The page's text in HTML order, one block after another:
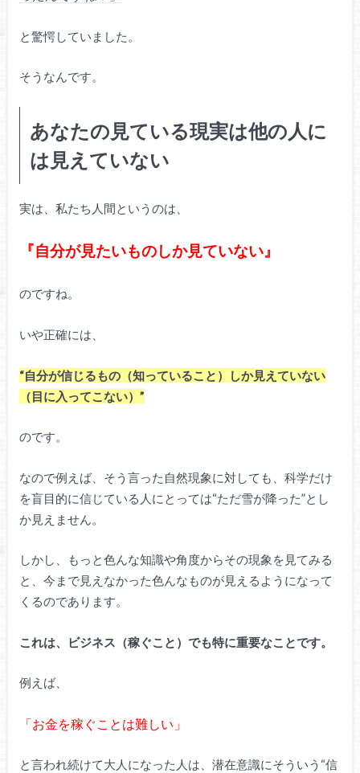
と驚愕していました。
そうなんです。
あなたの見ている現実は他の人に
は見えていない
実は、私たち人間というのは、
『自分が見たいものしか見ていない』
のですね。
いや正確には、
“自分が信じるもの（知っていること）しか見えていない
（目に入ってこない）”
のです。
なので例えば、そう言った自然現象に対しても、科学だけ
を盲目的に信じている人にとっては“ただ雪が降った”とし
か見えません。
しかし、もっと色んな知識や角度からその現象を見てみる
と、今まで見えなかった色んなものが見えるようになって
くるのであります。
これは、ビジネス（稼ぐこと）でも特に重要なことです。
例えば、
「お金を稼ぐことは難しい」
と言われ続けて大人になった人は、潜在意識にそういう“信